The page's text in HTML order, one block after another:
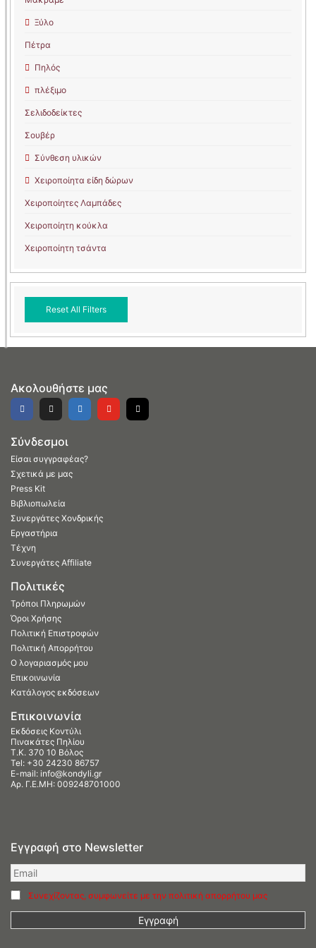
Ξύλο
Πέτρα
Πηλός
πλέξιμο
Σελιδοδείκτες
Σουβέρ
Σύνθεση υλικών
Χειροποίητα είδη δώρων
Χειροποίητες Λαμπάδες
Χειροποίητη κούκλα
Χειροποίητη τσάντα
Reset All Filters
Ακολουθήστε μας
Σύνδεσμοι
Είσαι συγγραφέας?
Σχετικά με μας
Press Kit
Βιβλιοπωλεία
Συνεργάτες Χονδρικής
Εργαστήρια
Τέχνη
Συνεργάτες Affiliate
Πολιτικές
Τρόποι Πληρωμών
Όροι Χρήσης
Πολιτική Επιστροφών
Πολιτική Απορρήτου
Ο λογαριασμός μου
Επικοινωνία
Κατάλογος εκδόσεων
Επικοινωνία
Εκδόσεις Κοντύλι
Πινακάτες Πηλίου
Τ.Κ. 370 10 Βόλος
Tel: +30 24230 86757
E-mail: info@kondyli.gr
Αρ. Γ.Ε.ΜΗ: 009248701000
Εγγραφή στο Newsletter
Συνεχίζοντας, συμφωνείτε με την πολιτική απορρήτου μας